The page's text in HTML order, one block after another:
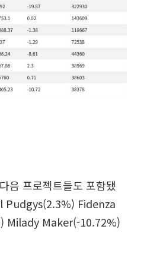
음 프로젝트들도 포함됐
Pudgys(2.3%) Fidenza
Milady Maker(-10.72%)